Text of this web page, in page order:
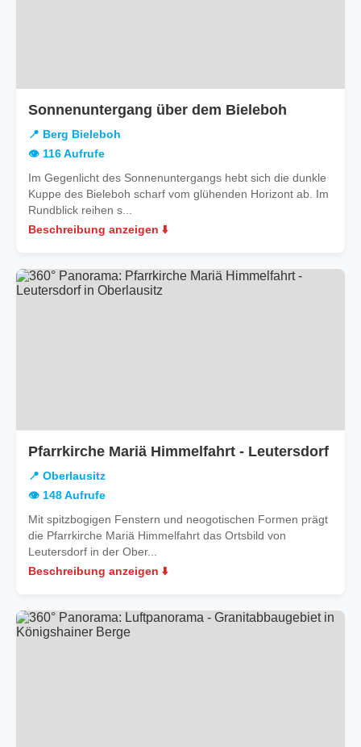
Sonnenuntergang über dem Bieleboh
📍 Berg Bieleboh
👁️ 116 Aufrufe
Im Gegenlicht des Sonnenuntergangs hebt sich die dunkle
Kuppe des Bieleboh scharf vom glühenden Horizont ab. Im
Rundblick reihen s...
Beschreibung anzeigen ⬇️
Pfarrkirche Mariä Himmelfahrt - Leutersdorfin
📍 Oberlausitz
👁️ 148 Aufrufe
Mit spitzbogigen Fenstern und neogotischen Formen prägt
die Pfarrkirche Mariä Himmelfahrt das Ortsbild von
Leutersdorf in der Ober...
Beschreibung anzeigen ⬇️